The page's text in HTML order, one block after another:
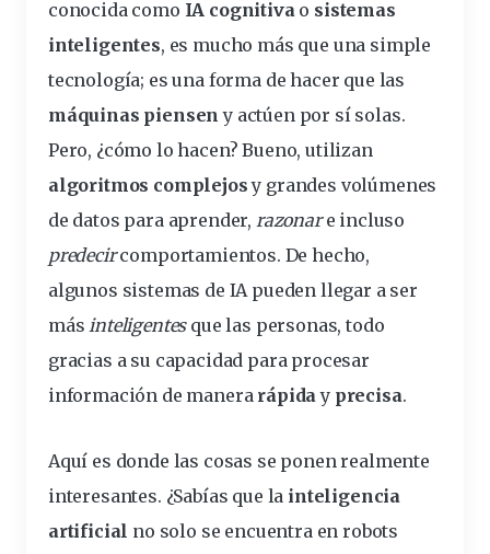
conocida como IA cognitivao sistemas
inteligentes, es mucho más que una simple
tecnología; es una forma de hacer que las
máquinas piensen y actúen por sí solas.
Pero, ¿cómo lo hacen? Bueno, utilizan
algoritmos complejosy grandes volúmenes
de datos para aprender, razonare incluso
predecircomportamientos. De hecho,
algunos sistemas de IA pueden llegar a ser
másinteligentesque las personas, todo
gracias a su capacidad para procesar
información de manera rápiday precisa.
Aquí es donde las cosas se ponen realmente
interesantes. ¿Sabías que la inteligencia
artificial no solo se encuentra en robots